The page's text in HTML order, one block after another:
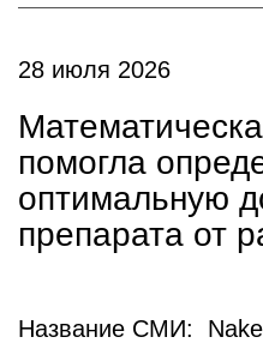
28 июля 2026
помогла
оптимальную
препарата от
Название СМИ: